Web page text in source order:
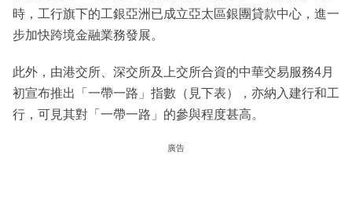
時，工行旗下的工銀亞洲已成立亞太區銀團貸款中心，進一
步加快跨境金融業務發展。
此外，由港交所、深交所及上交所合資的中華交易服務4月
初宣布推出「一帶一路」指數（見下表），亦納入建行和工
行，可見其對「一帶一路」的參與程度甚高。
廣告